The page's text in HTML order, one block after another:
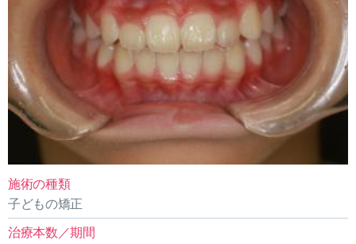
施術の種類
子どもの矯正
治療本数／期間